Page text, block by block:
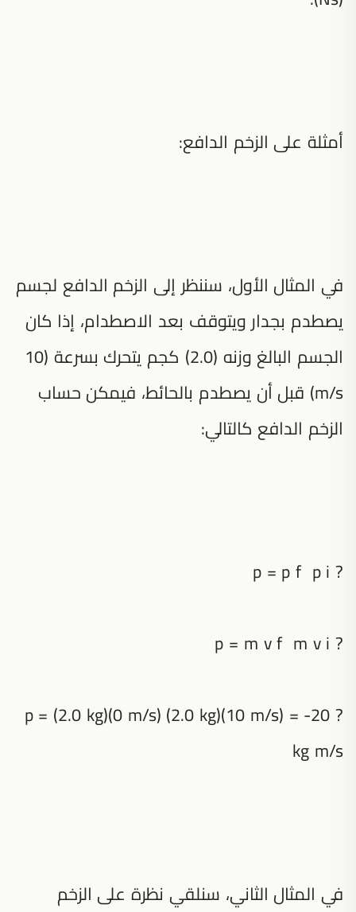
أمثلة على الزخم الدافع:
في المثال الأول، سننظر إلى الزخم الدافع لجسم
يصطدم بجدار ويتوقف بعد الاصطدام، إذا كان
الجسم البالغ وزنه (2.0) كجم يتحرك بسرعة (10
m/s) قبل أن يصطدم بالحائط، فيمكن حساب
الزخم الدافع كالتالي:
? p = p f p i
? p = m v f m v i
? p = (2.0 kg)(0 m/s) (2.0 kg)(10 m/s) = -20
kg m/s
في المثال الثاني، سنلقي نظرة على الزخم